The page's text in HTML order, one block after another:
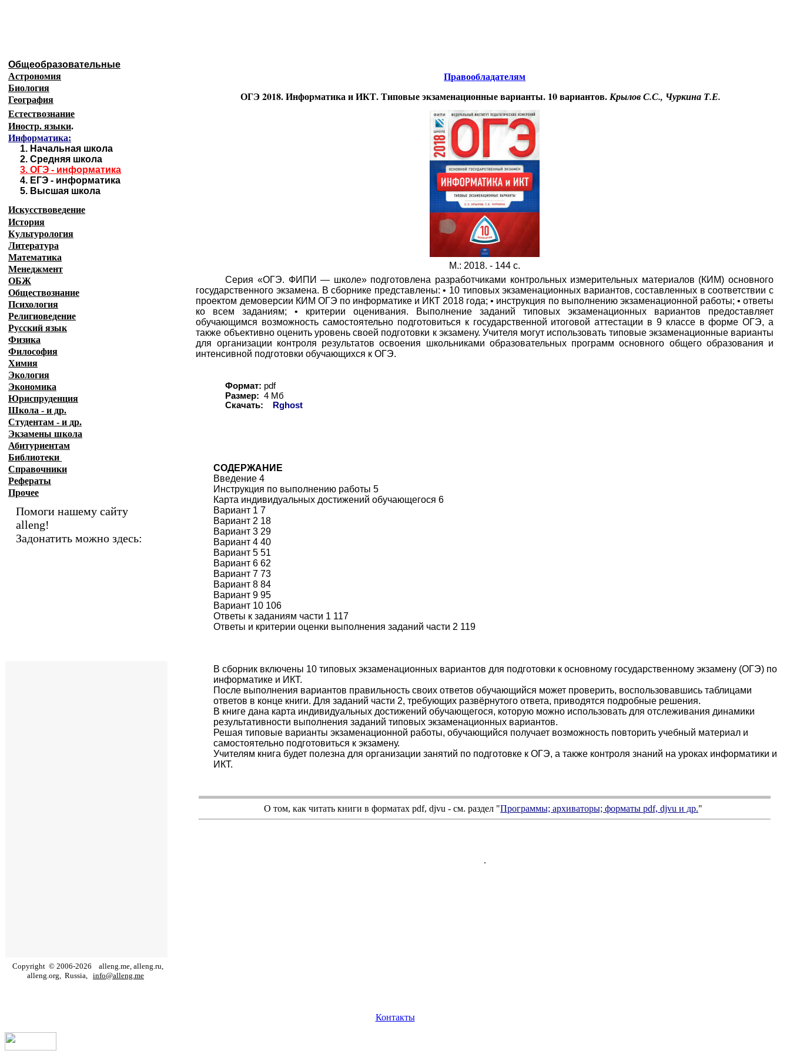
Правообладателям
ОГЭ 2018. Информатика и ИКТ. Типовые экзаменационные варианты. 10 вариантов.Крылов С.С., Чуркина Т.Е.
М.: 2018. - 144 с.
Серия «ОГЭ. ФИПИ — школе» подготовлена разработчиками контрольных измерительных материалов (КИМ) основного
государственного экзамена. В сборнике представлены: • 10 типовых экзаменационных вариантов, составленных в соответствии с
проектом демоверсии КИМ ОГЭ по информатике и ИКТ 2018 года; • инструкция по выполнению экзаменационной работы; • ответы
ко всем заданиям; • критерии оценивания. Выполнение заданий типовых экзаменационных вариантов предоставляет
обучающимся возможность самостоятельно подготовиться к государственной итоговой аттестации в 9 классе в форме ОГЭ, а
также объективно оценить уровень своей подготовки к экзамену. Учителя могут использовать типовые экзаменационные варианты
для организации контроля результатов освоения школьниками образовательных программ основного общего образования и
интенсивной подготовки обучающихся к ОГЭ.
Формат: pdf
Размер: 4 Мб
Скачать:
Rghost
СОДЕРЖАНИЕ
Введение 4
Инструкция по выполнению работы 5
Карта индивидуальных достижений обучающегося 6
Вариант 1 7
Вариант 2 18
Вариант 3 29
Вариант 4 40
Вариант 5 51
Вариант 6 62
Вариант 7 73
Вариант 8 84
Вариант 9 95
Вариант 10 106
Ответы к заданиям части 1 117
Ответы и критерии оценки выполнения заданий части 2 119
В сборник включены 10 типовых экзаменационных вариантов для подготовки к основному государственному экзамену (ОГЭ) по
информатике и ИКТ.
После выполнения вариантов правильность своих ответов обучающийся может проверить, воспользовавшись таблицами
ответов в конце книги. Для заданий части 2, требующих развёрнутого ответа, приводятся подробные решения.
В книге дана карта индивидуальных достижений обучающегося, которую можно использовать для отслеживания динамики
результативности выполнения заданий типовых экзаменационных вариантов.
Решая типовые варианты экзаменационной работы, обучающийся получает возможность повторить учебный материал и
самостоятельно подготовиться к экзамену.
Учителям книга будет полезна для организации занятий по подготовке к ОГЭ, а также контроля знаний на уроках информатики и
ИКТ.
О том, как читать книги в форматахpdf,djvu - см. раздел "Программы; архиваторы; форматыpdf, djvuи др."
.
Общеобразовательные
Астрономия
Биология
География
Естествознание
Иностр. языки.
Информатика:
1. Начальная школа
2. Средняя школа
3. ОГЭ - информатика
4. ЕГЭ - информатика
5. Высшая школа
Искусствоведение
История
Культурология
Литература
Математика
Менеджмент
ОБЖ
Обществознание
Психология
Религиоведение
Русский язык
Физика
Философия
Химия
Экология
Экономика
Юриспруденция
Школа - и др.
Студентам - и др.
Экзамены школа
Абитуриентам
Библиотеки
Справочники
Рефераты
Прочее
Помоги нашему сайту
alleng!
Задонатить можно здесь:
Copyright © 2006-2026
alleng.me, alleng.ru,
alleng.org, Russia, info@alleng.me
Контакты